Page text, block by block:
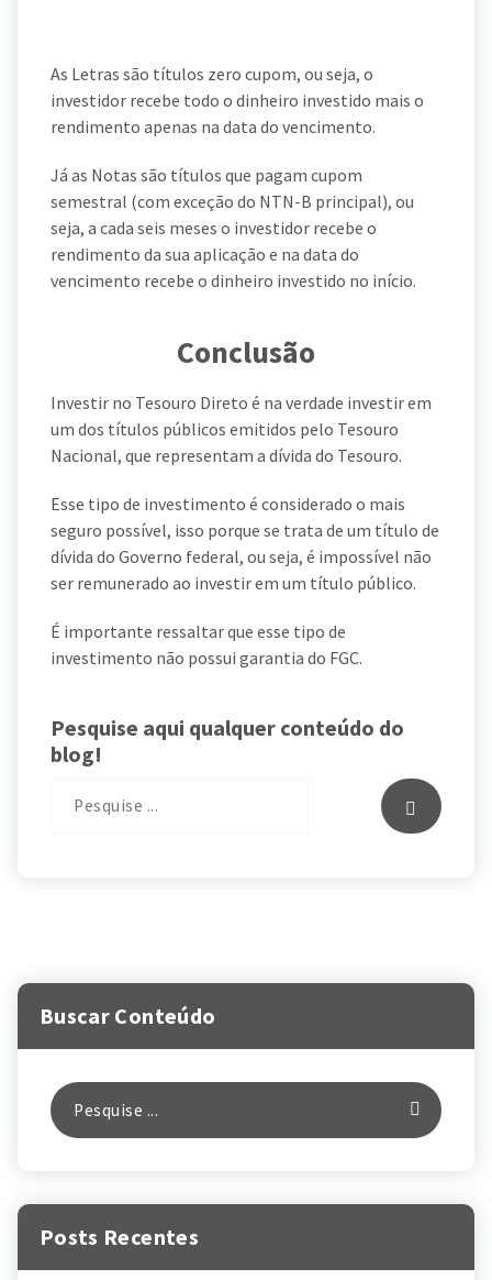
As Letras são títulos zero cupom, ou seja, o
investidor recebe todo o dinheiro investido mais o
rendimento apenas na data do vencimento.
Já as Notas são títulos que pagam cupom
semestral (com exceção do NTN-B principal), ou
seja, a cada seis meses o investidor recebe o
rendimento da sua aplicação e na data do
vencimento recebe o dinheiro investido no início.
Conclusão
Investir no Tesouro Direto é na verdade investir em
um dos títulos públicos emitidos pelo Tesouro
Nacional, que representam a dívida do Tesouro.
Esse tipo de investimento é considerado o mais
seguro possível, isso porque se trata de um título de
dívida do Governo federal, ou seja, é impossível não
ser remunerado ao investir em um título público.
É importante ressaltar que esse tipo de
investimento não possui garantia do FGC.
Pesquise aqui qualquer conteúdo do
blog!
Buscar Conteúdo
Posts Recentes